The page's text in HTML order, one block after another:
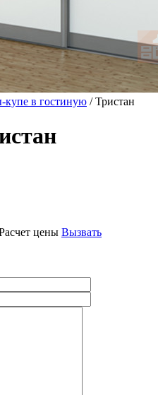
в гостиную / Тристан
цены Вызвать